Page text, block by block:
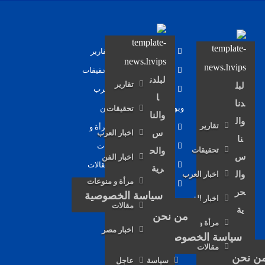
لبل
دنا
وال
نا
س
وال
حر
ية
سياسة الخصوصية
نحن
تقارير
تحقيقات
اخبار العرب
اخبار الفن
مرأة و منوعات
مقالات
وبورصة
ثقافة
ألبومات
المواطن
تقارير
تحقيقات
عرب
فن
مرأة و
منوعات
مقالات
لبلدن
ا
والنا
س
والح
رية
سياسة الخصوصية
من نحن
تقارير
تحقيقات
اخبار العرب
اخبار الفن
مرأة و منوعات
مقالات
اخبار مصر
سياسة عاجل